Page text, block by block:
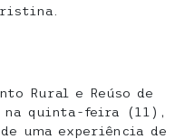
Rural e Reúso de
na quinta-feira (11),
uma experiência de